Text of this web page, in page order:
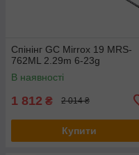
Спінінг GC Mirrox 19 MRS-
762ML 2.29m 6-23g
В наявності
1 812 ₴ 2 014 ₴
Купити